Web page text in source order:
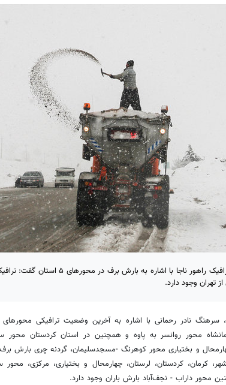
رئیس مرکز کنترل ترافیک راهور ناجا با اشاره به
تهران وجود دارد.
، سرهنگ نادر رحمانی با اشاره به آخرین وضعیت ترافیکی
محور روانسر به پاوه و همچنین در استان کردستان محور
و بختیاری محور کوهرنگ -مسجدسلیمان، گردنه چری بارش
کرمان، کردستان، لرستان، چهارمحال و بختیاری، مرکزی،
محور داراب - نجف‌آباد بارش باران وجود دارد.